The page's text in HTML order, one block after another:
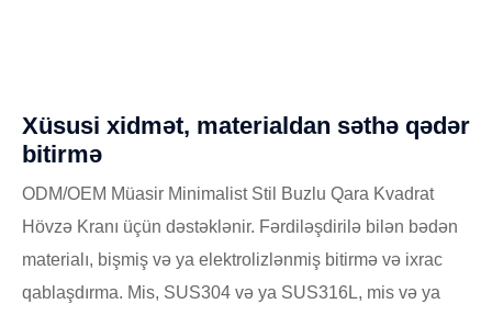
Xüsusi xidmət, materialdan səthə qədər
bitirmə
ODM/OEM Müasir Minimalist Stil Buzlu Qara Kvadrat
Hövzə Kranı üçün dəstəklənir. Fərdiləşdirilə bilən bədən
materialı, bişmiş və ya elektrolizlənmiş bitirmə və ixrac
qablaşdırma. Mis, SUS304 və ya SUS316L, mis və ya